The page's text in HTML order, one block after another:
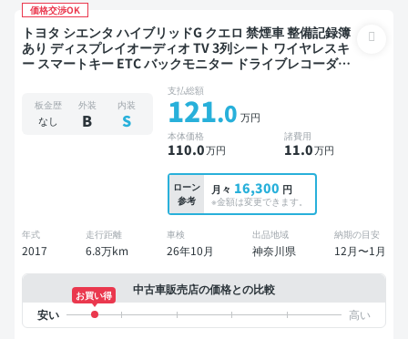
価格交渉OK
トヨタ シエンタ ハイブリッドG クエロ 禁煙車 整備記録簿
あり ディスプレイオーディオ TV 3列シート ワイヤレスキ
ー スマートキー ETC バックモニター ドライブレコーダー
板金歴
なし
外装
B
内装
S
支払総額
121.0 万円
本体価格
110.0万円
諸費用
11.0万円
ローン
参考
月々 16,300 円
※金額は変更できます。
年式
2017
走行距離
6.8万km
車検
26年10月
出品地域
神奈川県
納期の目安
12月〜1月
中古車販売店の価格との比較
お買い得